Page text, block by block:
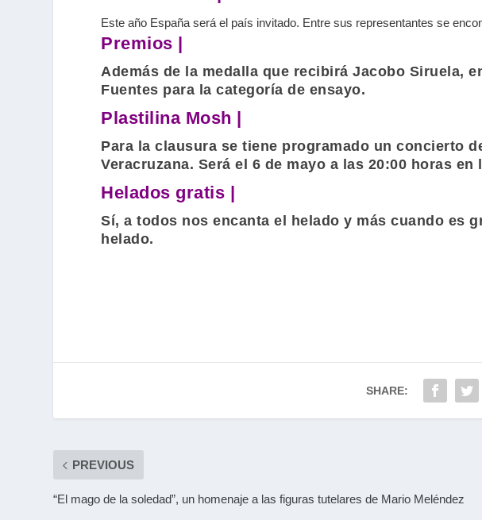
Este año España será el país invitado. Entre sus representantes se
Premios |
Además de la medalla que recibiráJacobo Siruela,
Fuentes para la categoría de ensayo.
Plastilina Mosh |
Para la clausura se tiene programado un concierto
Veracruzana. Será el 6 de mayo a las 20:00 horas
Helados gratis |
Sí, a todos nos encanta el helado y más cuando es
helado.
SHARE:
PREVIOUS
“El mago de la soledad”, un homenaje a las figuras tutelares de Mario Meléndez